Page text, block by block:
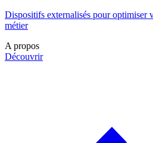
Dispositifs externalisés pour optimiser
métier
A propos
Découvrir